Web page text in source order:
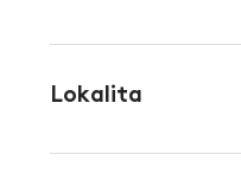
Lokalita